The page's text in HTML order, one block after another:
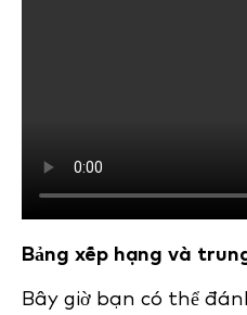
Bảng xếp hạng và
Bây giờ bạn có thể